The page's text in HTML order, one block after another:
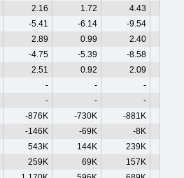
2.16 1.72
4.43
-5.41 -6.14
-9.54
2.89 0.99
2.40
-4.75 -5.39
-8.58
2.51 0.92
2.09
- -
-
- -
-
-876K -730K
-881K
-146K -69K
-8K
543K 144K
239K
259K 69K
157K